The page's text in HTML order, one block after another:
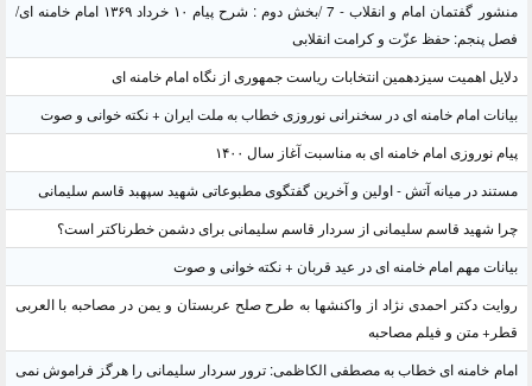
منشور گفتمان امام و انقلاب - 7 /بخش دوم : شرح پیام ۱۰ خرداد ۱۳۶۹ امام خامنه ای/
فصل پنجم: حفظ عزّت و کرامت انقلابی
دلایل اهمیت سیزدهمین انتخابات ریاست جمهوری از نگاه امام خامنه ای
بیانات امام خامنه ای در سخنرانی نوروزی خطاب به ملت ایران + نکته خوانی و صوت
پیام نوروزی امام خامنه ای به مناسبت آغاز سال ۱۴۰۰
مستند در میانه آتش - اولین و آخرین گفتگوی مطبوعاتی شهید سپهبد قاسم سلیمانی
چرا شهید قاسم سلیمانی از سردار قاسم سلیمانی برای دشمن خطرناکتر است؟
بیانات مهم امام خامنه ای در عید قربان + نکته خوانی و صوت
روایت دکتر احمدی نژاد از واکنشها به طرح صلح عربستان و یمن در مصاحبه با العربی
قطر+ متن و فیلم مصاحبه
امام خامنه ای خطاب به مصطفی الکاظمی: ترور سردار سلیمانی را هرگز فراموش نمی